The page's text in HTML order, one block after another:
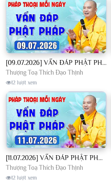
[09.07.2026] VẤN ĐÁP PHẬT PHÁP - Nghe Thầy giảng Pháp mỗi ngày CÔNG ĐỨC VÔ LƯỢNG│TT. Thích Đạo Thịnh
Thượng Toạ Thích Đạo Thịnh
12 lượt xem
[11.07.2026] VẤN ĐÁP PHẬT PHÁP - Nghe Thầy giảng Pháp mỗi ngày CÔNG ĐỨC VÔ LƯỢNG│TT. Thích Đạo Thịnh
Thượng Toạ Thích Đạo Thịnh
12 lượt xem